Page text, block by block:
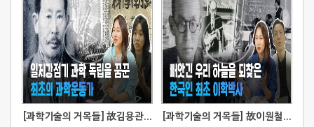
[과학기술의 거목들] 故김용관 유공자 [과학기술의 거목들] 故이원철 유공자